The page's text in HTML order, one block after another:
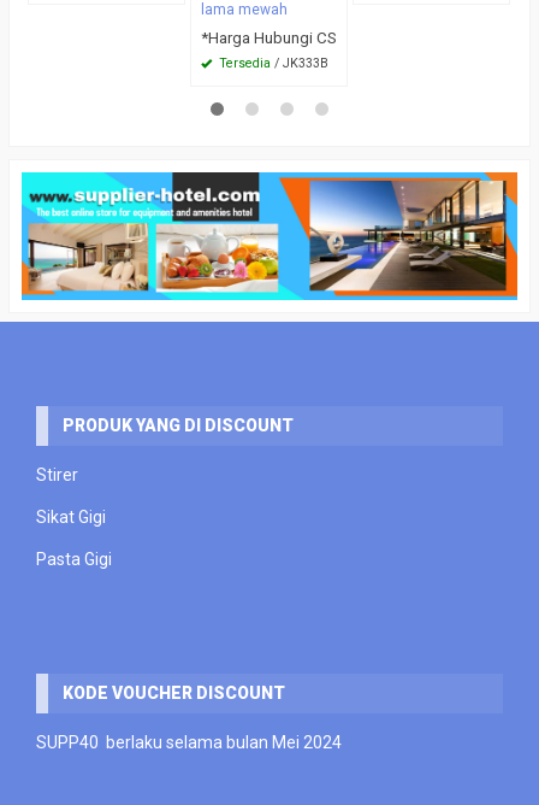
lama mewah
*Harga Hubungi CS
Tersedia / JK333B
PRODUK YANG DI DISCOUNT
Stirer
Sikat Gigi
Pasta Gigi
KODE VOUCHER DISCOUNT
SUPP40 berlaku selama bulan Mei 2024